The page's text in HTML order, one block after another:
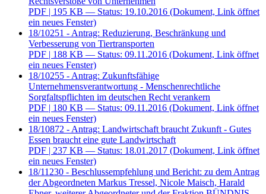
PDF | 195 KB — Status: 19.10.2016 (Dokument, Link öffnet
ein neues Fenster)
18/10251 - Antrag: Reduzierung, Beschränkung und
Verbesserung von Tiertransporten
PDF | 188 KB — Status: 09.11.2016 (Dokument, Link öffnet
ein neues Fenster)
18/10255 - Antrag: Zukunftsfähige
Unternehmensverantwortung - Menschenrechtliche
Sorgfaltspflichten im deutschen Recht verankern
PDF | 180 KB — Status: 09.11.2016 (Dokument, Link öffnet
ein neues Fenster)
18/10872 - Antrag: Landwirtschaft braucht Zukunft - Gutes
Essen braucht eine gute Landwirtschaft
PDF | 237 KB — Status: 18.01.2017 (Dokument, Link öffnet
ein neues Fenster)
18/11230 - Beschlussempfehlung und Bericht: zu dem Antrag
der Abgeordneten Markus Tressel, Nicole Maisch, Harald